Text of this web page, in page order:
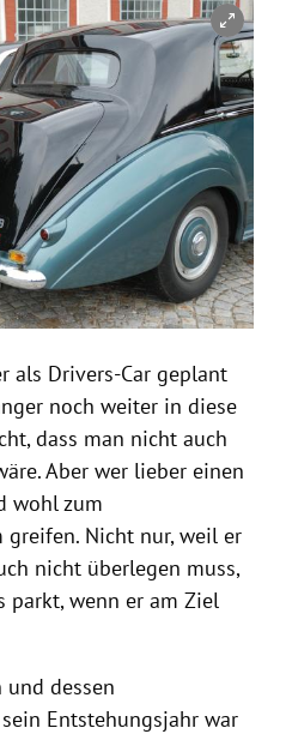
schließen
als Drivers-Car geplant
noch weiter in diese
dass man nicht auch
Aber wer lieber einen
wohl zum
greifen. Nicht nur, weil er
nicht überlegen muss,
parkt, wenn er am Ziel
und dessen
Entstehungsjahr war